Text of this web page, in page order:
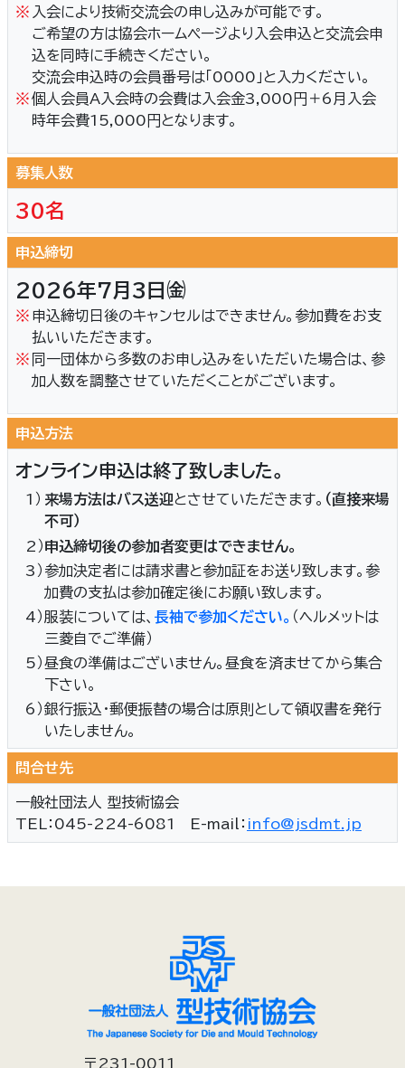
※ 入会により技術交流会の申し込みが可能です。
ご希望の方は協会ホームページより入会申込と交流会申
込を同時に手続きください。
交流会申込時の会員番号は「0000」と入力ください。
※個人会員A入会時の会費は入会金3,000円＋6月入会
時年会費15,000円となります。
募集人数
30名
申込締切
2026年7月3日㈮
※ 申込締切日後のキャンセルはできません。参加費をお支
払いいただきます。
※ 同一団体から多数のお申し込みをいただいた場合は、参
加人数を調整させていただくことがございます。
申込方法
オンライン申込は終了致しました。
1） 来場方法はバス送迎とさせていただきます。 （直接来場
不可）
2）申込締切後の参加者変更はできません。
3） 参加決定者には請求書と参加証をお送り致します。参
加費の支払は参加確定後にお願い致します。
4）服装については、 長袖で参加ください。 （ヘルメットは
三菱自でご準備）
5）昼食の準備はございません。昼食を済ませてから集合
下さい。
6）銀行振込・郵便振替の場合は原則として領収書を発行
いたしません。
問合せ先
一般社団法人 型技術協会
TEL：045-224-6081 E-mail： info@jsdmt.jp
〒231-0011